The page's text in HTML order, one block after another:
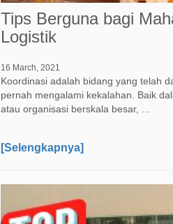
Tips Berguna bagi
Logistik
16 March, 2021
Koordinasi adalah bidang yang telah
pernah mengalami kekalahan. Baik
atau organisasi berskala besar, ...
[Selengkapnya]